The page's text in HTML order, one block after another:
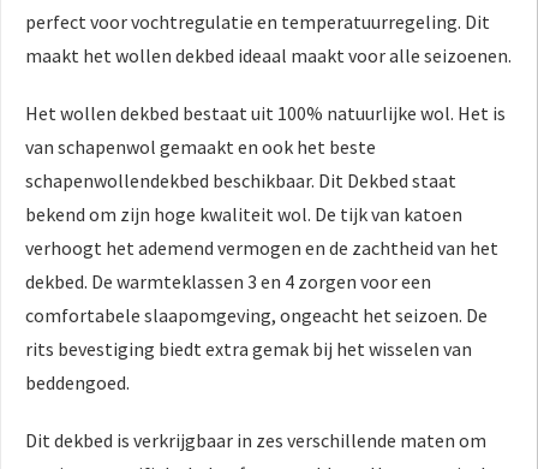
perfect voor vochtregulatie en temperatuurregeling. Dit
maakt het wollen dekbed ideaal maakt voor alle seizoenen.
Het wollen dekbed bestaat uit 100% natuurlijke wol. Het is
van schapenwol gemaakt en ook het beste
schapenwollendekbed beschikbaar. Dit Dekbed staat
bekend om zijn hoge kwaliteit wol. De tijk van katoen
verhoogt het ademend vermogen en de zachtheid van het
dekbed. De warmteklassen 3 en 4 zorgen voor een
comfortabele slaapomgeving, ongeacht het seizoen. De
rits bevestiging biedt extra gemak bij het wisselen van
beddengoed.
Dit dekbed is verkrijgbaar in zes verschillende maten om